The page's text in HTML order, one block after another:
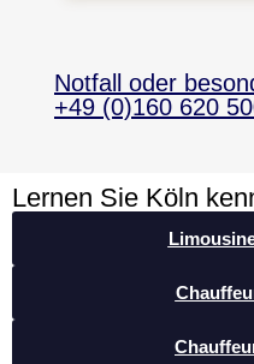
Notfall oder
+49 (0)160 620
Lernen Sie Köln